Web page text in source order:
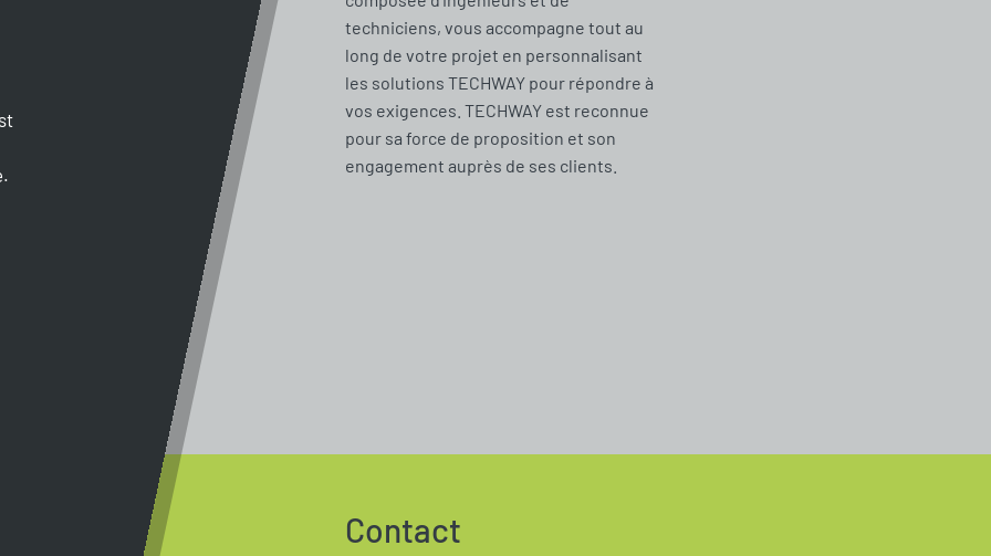
techniciens, vous accompagne tout au
long de votre projet en personnalisant
les solutions TECHWAY pour répondre à
vos exigences. TECHWAY est reconnue
pour sa force de proposition et son
engagement auprès de ses clients.
Contact